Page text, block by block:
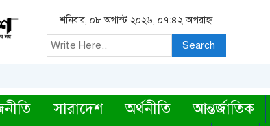
শনিবার, ০৮ অগাস্ট ২০২৬, ০৭:৪২ অপরাহ্ন
Search
সারাদেশ অর্থনীতি আন্তর্জাতিক